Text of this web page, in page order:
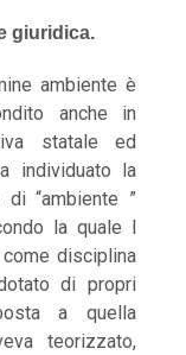
giuridica.
ambiente è
anche in
statale ed
individuato la
“ambiente ”
la quale l
disciplina
di propri
a quella
teorizzato,